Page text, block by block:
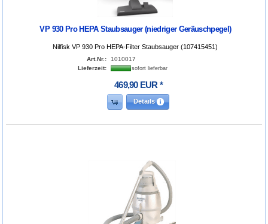
VP 930 Pro HEPA Staubsauger (niedriger Geräuschpegel)
Nilfisk VP 930 Pro HEPA-Filter Staubsauger (107415451)
Art.Nr.:
1010017
Lieferzeit:
sofort lieferbar
469,90 EUR *
Details